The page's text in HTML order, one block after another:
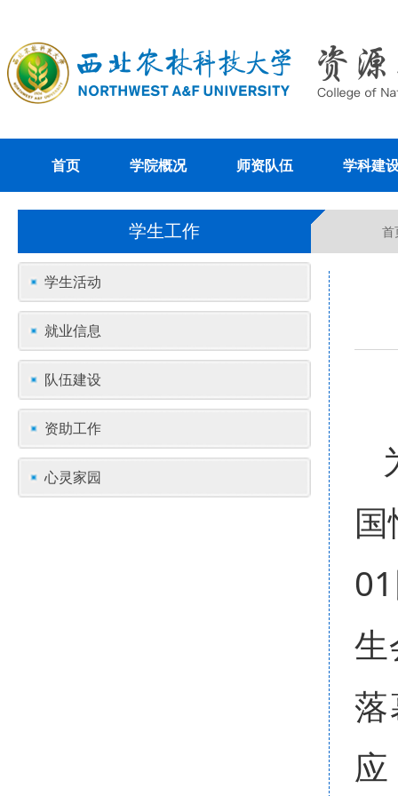
首页 学院概况 师资队伍 学科建
学生工作 首
学生活动
就业信息
队伍建设
资助工作
心灵家园